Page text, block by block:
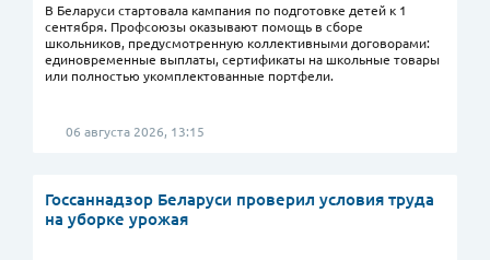
В Беларуси стартовала кампания по подготовке детей к 1
сентября. Профсоюзы оказывают помощь в сборе
школьников, предусмотренную коллективными договорами:
единовременные выплаты, сертификаты на школьные товары
или полностью укомплектованные портфели.
06 августа 2026, 13:15
Госсаннадзор Беларуси проверил условия труда
на уборке урожая